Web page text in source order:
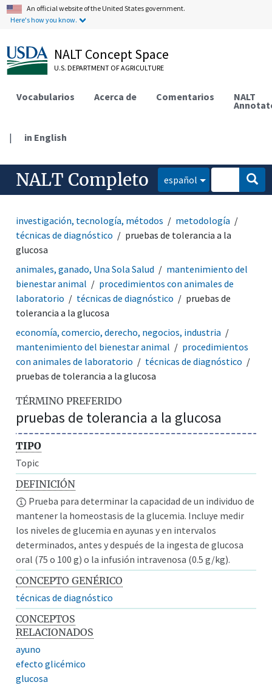
An official website of the United States government.
Here's how you know.
NALT Concept Space
U.S. DEPARTMENT OF AGRICULTURE
Vocabularios Acerca de Comentarios NALT
| in English
NALT Completo español
investigación, tecnología, métodos
metodología
técnicas de diagnóstico
pruebas de tolerancia a la
glucosa
animales, ganado, Una Sola Salud
mantenimiento del
bienestar animal
procedimientos con animales de
laboratorio
técnicas de diagnóstico
pruebas de
tolerancia a la glucosa
economía, comercio, derecho, negocios, industria
mantenimiento del bienestar animal
procedimientos
con animales de laboratorio
técnicas de diagnóstico
pruebas de tolerancia a la glucosa
TÉRMINO PREFERIDO
pruebas de tolerancia a la glucosa
TIPO
Topic
DEFINICIÓN
Prueba para determinar la capacidad de un individuo de
mantener la homeostasis de la glucemia. Incluye medir
los niveles de glucemia en ayunas y en intervalos
determinados, antes y después de la ingesta de glucosa
oral (75 o 100 g) o la infusión intravenosa (0.5 g/kg).
CONCEPTO GENÉRICO
técnicas de diagnóstico
CONCEPTOS
RELACIONADOS
ayuno
efecto glicémico
glucosa